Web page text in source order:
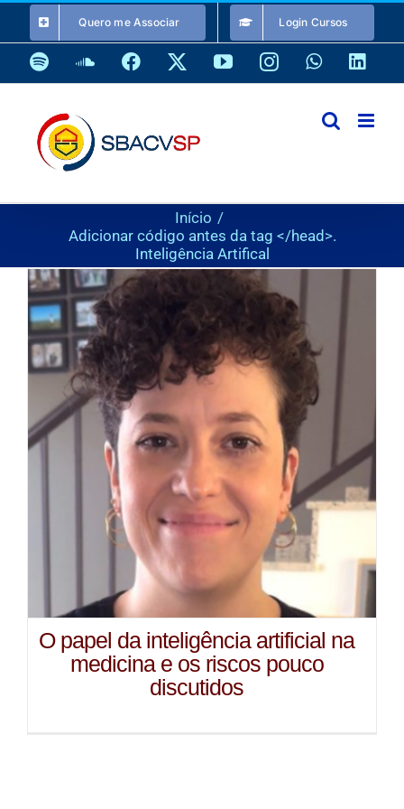
o
conteúdo
Quero me Associar Login Cursos
SpotifySoundCloud
Facebook YouTubeInstagramWhatsApp
Início
Adicionar código antes da tag </head>.
Inteligência Artifical
O papel da inteligência artificial na
medicina e os riscos pouco
discutidos